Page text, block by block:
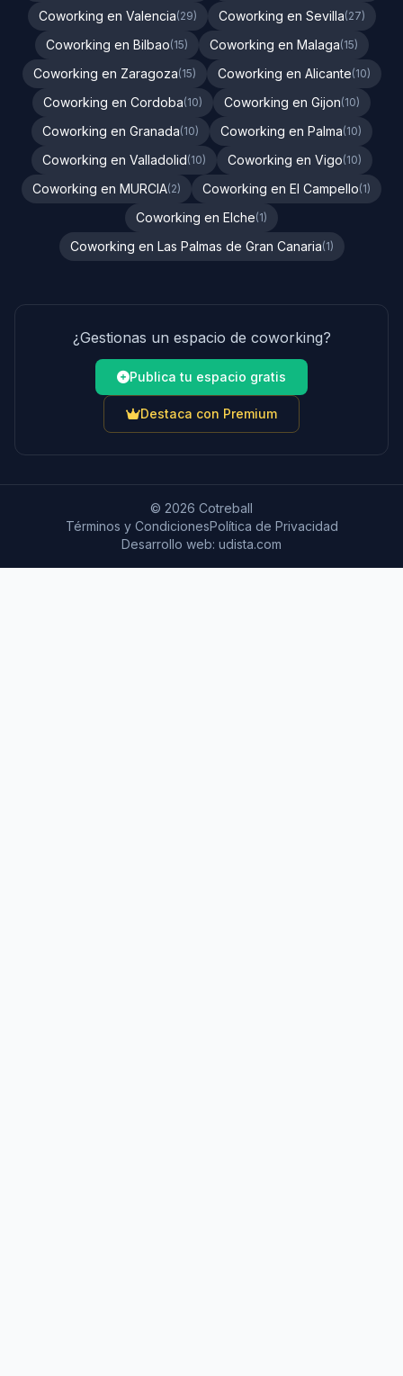
Coworking en Valencia(29) Coworking en Sevilla(27)
Coworking en Bilbao(15) Coworking en Malaga(15)
Coworking en Zaragoza(15) Coworking en Alicante(10)
Coworking en Cordoba(10) Coworking en Gijon(10)
Coworking en Granada(10) Coworking en Palma(10)
Coworking en Valladolid(10) Coworking en Vigo(10)
Coworking en MURCIA(2) Coworking en El Campello(1)
Coworking en Elche(1)
Coworking en Las Palmas de Gran Canaria(1)
¿Gestionas un espacio de coworking?
Publica tu espacio gratis
Destaca con Premium
© 2026 Cotreball
Términos y CondicionesPolítica de Privacidad
Desarrollo web: udista.com